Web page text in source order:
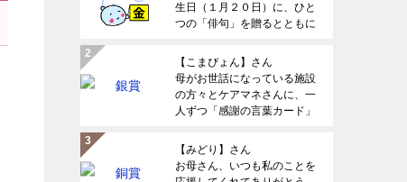
生日（１月２０日）に、ひと
つの「俳句」を贈るとともに
【こまぴょん】さん
母がお世話になっている施設
の方々とケアマネさんに、一
人ずつ「感謝の言葉カード」
【みどり】さん
お母さん、いつも私のことを